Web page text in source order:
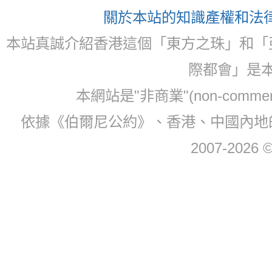
關於本站的知識產權和法
本站真誠介紹香港這個「東方之珠」和
際都會」是
本網站是"非商業"(non-
依據《伯爾尼公約》、香港、中國內
2007-2026